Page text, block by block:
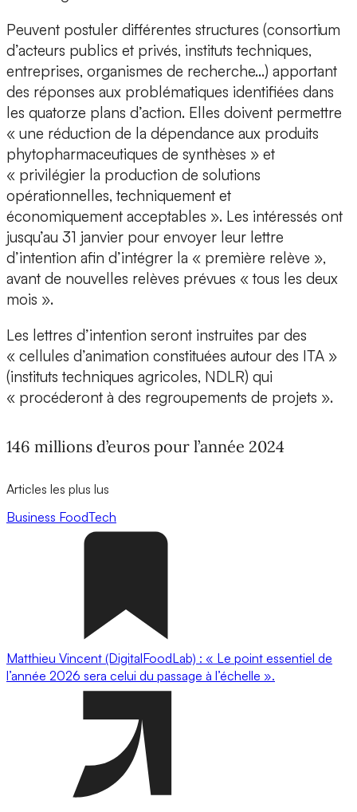
Peuvent postuler différentes structures (consortium
d’acteurs publics et privés, instituts techniques,
entreprises, organismes de recherche…) apportant
des réponses aux problématiques identifiées dans
les quatorze plans d’action. Elles doivent permettre
« une réduction de la dépendance aux produits
phytopharmaceutiques de synthèses » et
« privilégier la production de solutions
opérationnelles, techniquement et
économiquement acceptables ». Les intéressés ont
jusqu’au 31 janvier pour envoyer leur lettre
d’intention afin d’intégrer la « première relève »,
avant de nouvelles relèves prévues « tous les deux
mois ».
Les lettres d’intention seront instruites par des
« cellules d’animation constituées autour des ITA »
(instituts techniques agricoles, NDLR) qui
« procéderont à des regroupements de projets ».
146 millions d’euros pour l’année 2024
Articles les plus lus
Business FoodTech
Matthieu Vincent (DigitalFoodLab) : « Le point essentiel de
l’année 2026 sera celui du passage à l’échelle ».